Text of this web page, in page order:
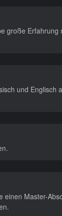
große Erfahrung
und Englisch
einen Master-